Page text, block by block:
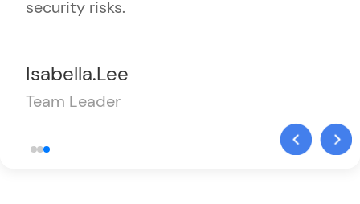
security risks.
Isabella.Lee
Team Leader